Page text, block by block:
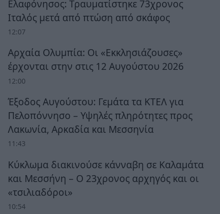
Ελαφόνησος: Τραυματίστηκε 73χρονος
Ιταλός μετά από πτώση από σκάφος
12:07
Αρχαία Ολυμπία: Οι «Εκκλησιάζουσες»
έρχονται στην στις 12 Αυγούστου 2026
12:00
Έξοδος Αυγούστου: Γεμάτα τα ΚΤΕΛ για
Πελοπόννησο – Υψηλές πληρότητες προς
Λακωνία, Αρκαδία και Μεσσηνία
11:43
Κύκλωμα διακινούσε κάνναβη σε Καλαμάτα
και Μεσσήνη – Ο 23χρονος αρχηγός και οι
«τσιλιαδόροι»
10:54